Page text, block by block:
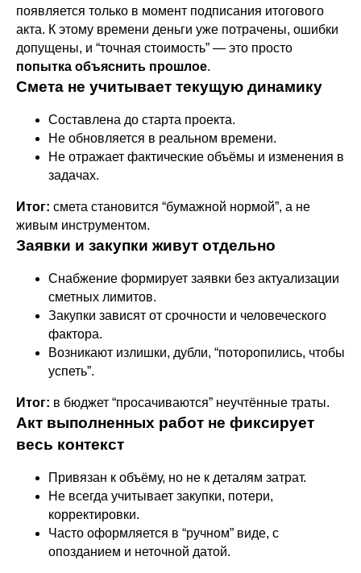
появляется только в момент подписания итогового
акта. К этому времени деньги уже потрачены, ошибки
допущены, и “точная стоимость” — это просто
попытка объяснить прошлое.
Смета не учитывает текущую динамику
Составлена до старта проекта.
Не обновляется в реальном времени.
Не отражает фактические объёмы и изменения в
задачах.
Итог: смета становится “бумажной нормой”, а не
живым инструментом.
Заявки и закупки живут отдельно
Снабжение формирует заявки без актуализации
сметных лимитов.
Закупки зависят от срочности и человеческого
фактора.
Возникают излишки, дубли, “поторопились, чтобы
успеть”.
Итог: в бюджет “просачиваются” неучтённые траты.
Акт выполненных работ не фиксирует
весь контекст
Привязан к объёму, но не к деталям затрат.
Не всегда учитывает закупки, потери,
корректировки.
Часто оформляется в “ручном” виде, с
опозданием и неточной датой.